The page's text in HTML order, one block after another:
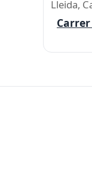
Lleida,